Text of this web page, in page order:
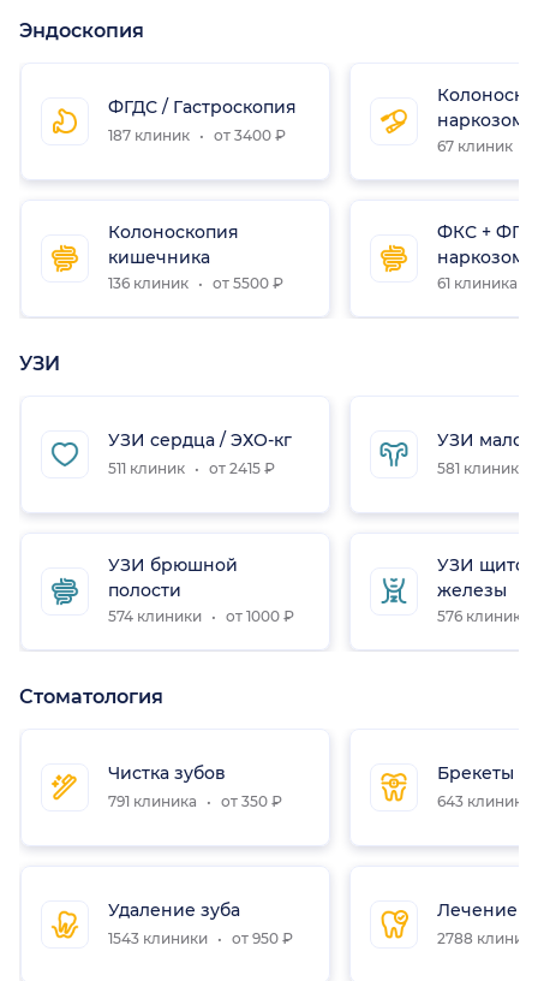
Эндоскопия
ФГДС / Гастроскопия
187 клиник от 3400 ₽
Колоноскопия
кишечника
136 клиник от 5500 ₽
наркозом
67 клиник
ФКС +
наркозом
61 клиника
УЗИ
УЗИ сердца / ЭХО-кг
511 клиник от 2415 ₽
УЗИ брюшной
полости
574 клиники от 1000 ₽
УЗИ
581 клиника
УЗИ
железы
576 клиник
Стоматология
Чистка зубов
791 клиника от 350 ₽
Удаление зуба
1543 клиники от 950 ₽
Брекеты
643 клиники
Лечение
2788 клиник